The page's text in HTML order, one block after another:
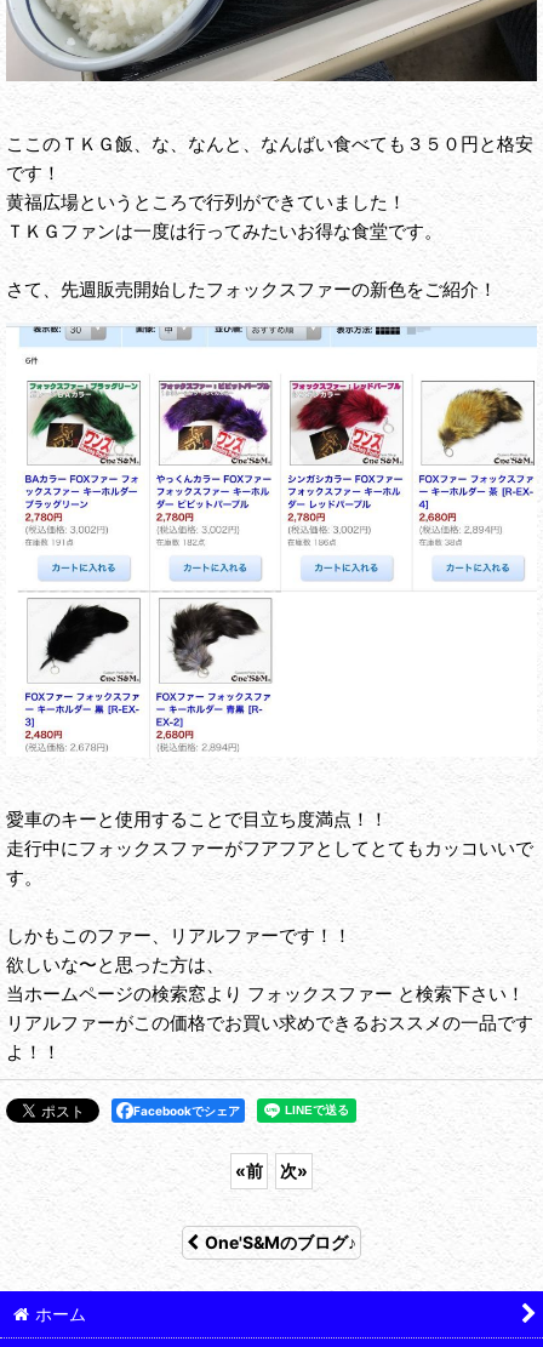
ここのＴＫＧ飯、な、なんと、なんばい食べても３５０円と格安
です！
黄福広場というところで行列ができていました！
ＴＫＧファンは一度は行ってみたいお得な食堂です。
さて、先週販売開始したフォックスファーの新色をご紹介！
愛車のキーと使用することで目立ち度満点！！
走行中にフォックスファーがフアフアとしてとてもカッコいいで
す。
しかもこのファー、リアルファーです！！
欲しいな〜と思った方は、
当ホームページの検索窓より フォックスファー と検索下さい！
リアルファーがこの価格でお買い求めできるおススメの一品です
よ！！
Facebookでシェア
«前 次»
One'S&Mのブログ♪
ホーム